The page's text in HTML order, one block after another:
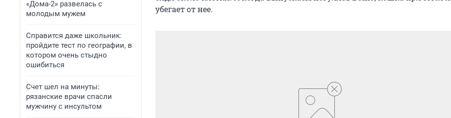
«Дома-2» развелась с
молодым мужем
Справится даже школьник:
пройдите тест по географии, в
котором очень стыдно
ошибиться
Счет шел на минуты:
рязанские врачи спасли
мужчину с инсультом
убегает от нее.